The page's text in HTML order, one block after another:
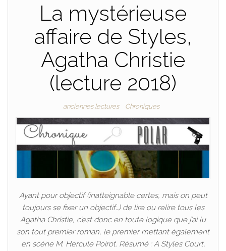
La mystérieuse
affaire de Styles,
Agatha Christie
(lecture 2018)
anciennes lectures Chroniques
Ayant pour objectif (inatteignable certes, mais on peut
toujours se fixer un objectif…) de lire ou relire tous les
Agatha Christie, c’est donc en toute logique que j’ai lu
son tout premier roman, le premier mettant également
en scène M. Hercule Poirot. Résumé : A Styles Court,